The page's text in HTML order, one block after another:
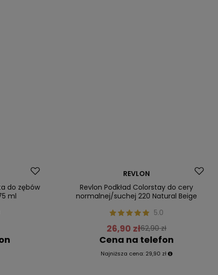
do zębów
ml
REVLON
Revlon Podkład Colorstay do cery
normalnej/suchej 220 Natural Beige
5.0
26,90 zł62,90 zł
Cena na telefon
Najniższa cena: 29,90 zł